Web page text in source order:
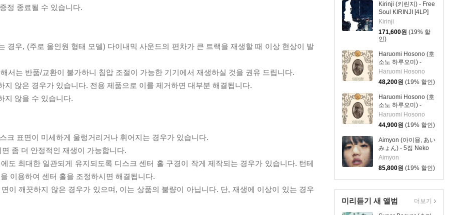
Kirinji (키린지) - Free
Soul KIRINJI [4LP]
Kirinji
171,600원 (19% 할
인)
Haruomi Hosono (호
소노 하루오미) -
Yours Sincerely [컬러
LP]
Haruomi Hosono
48,200원 (19% 할인)
Haruomi Hosono (호
소노 하루오미) -
Yours Sincerely [LP]
Haruomi Hosono
44,900원 (19% 할인)
Aimyon (아이묭, あい
みょん) - 5집 Neko
Ni Jealousy (고양이
에 대한 질투) [컬러
2LP]
Aimyon
85,800원 (19% 할인)
미리듣기 새 앨범 더보기
정 종료될 수 있습니다.
경우, (주로 올인원 형태 모델) 다이내믹 사운드의 편차가 큰 트랙을 재생할 때 이상 현상이 발
서는 반품/교환이 불가하니 침압 조절이 가능한 기기에서 재생하실 것을 권유 드립니다.
않은 경우가 있습니다. 전용 제품으로 이를 제거하면 대부분 해결됩니다.
지 않을 수 있습니다.
크 표면이 미세하게 울렁거리거나 휘어지는 경우가 있습니다.
좀 더 안정적인 재생이 가능합니다.
도 최대한 일관되게 유지되도록 디스크 센터 홀 구경이 작게 제작되는 경우가 있습니다. 턴테
이용하여 센터 홀을 조정하시면 해결됩니다.
이 깨끗하지 않은 경우가 있으며, 이는 상품의 불량이 아닙니다. 단, 재생에 이상이 있는 경우